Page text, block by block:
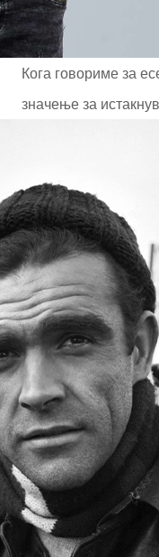
Кога говориме за
значење за